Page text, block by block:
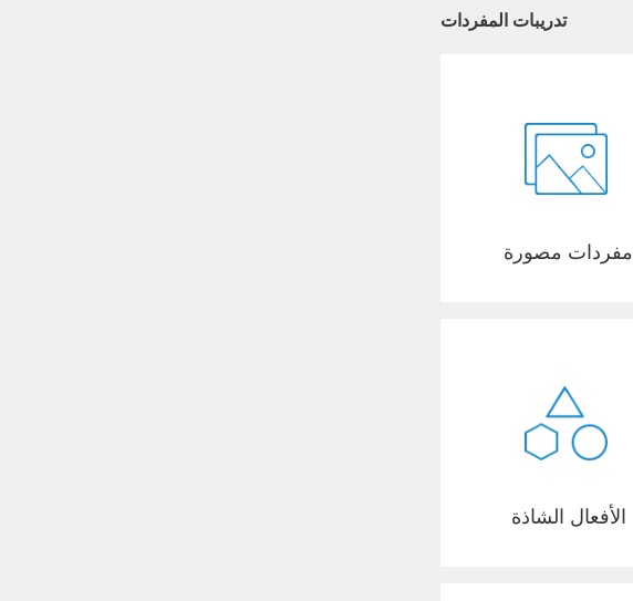
تدريبات المفردات
مفردات مصورة
الأفعال الشاذة